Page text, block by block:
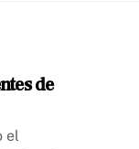
de
el